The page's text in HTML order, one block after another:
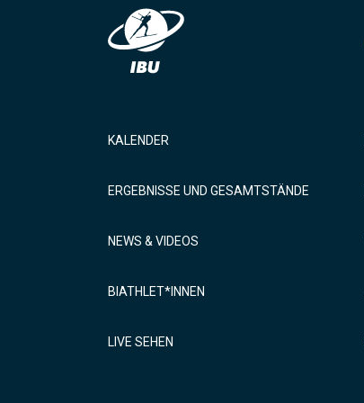
KALENDER
ERGEBNISSE UND GESAMTSTÄNDE
NEWS & VIDEOS
BIATHLET*INNEN
LIVE SEHEN